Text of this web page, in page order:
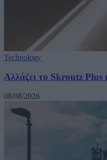
Technology
Αλλάζει το Skroutz Plus
08/08/2026